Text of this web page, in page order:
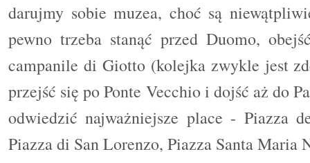
darujmy sobie muzea, choć są
pewno trzeba stanąć przed Duomo,
campanile di Giotto (kolejka zwykle jest
przejść się po Ponte Vecchio i dojść aż do
odwiedzić najważniejsze place - Piazza
Piazza di San Lorenzo, Piazza Santa Maria